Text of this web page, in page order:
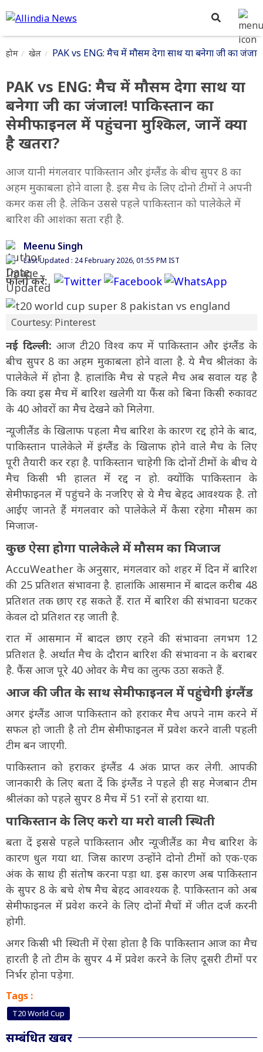
होम खेल PAK vs ENG: मैच में मौसम देगा साथ या बनेगा जी का
PAK vs ENG: मैच में मौसम देगा साथ या
बनेगा जी का जंजाल! पाकिस्तान का
सेमीफाइनल में पहुंचना मुश्किल, जानें क्या
है खतरा?
आज यानी मंगलवार पाकिस्तान और इंग्लैंड के बीच सुपर 8 का
अहम मुकाबला होने वाला है. इस मैच के लिए दोनो टीमों ने अपनी
कमर कस ली है. लेकिन उससे पहले पाकिस्तान को पालेकेले में
बारिश की आशंका सता रही है.
Meenu Singh
Last Updated : 24 February 2026, 01:55 PM IST
फॉलो करें:
Courtesy: Pinterest
नई दिल्ली: आज टी20 विश्व कप में पाकिस्तान और इंग्लैंड के
बीच सुपर 8 का अहम मुकाबला होने वाला है. ये मैच श्रीलंका के
पालेकेले में होना है. हालांकि मैच से पहले मैच अब सवाल यह है
कि क्या इस मैच में बारिश खलेगी या फैंस को बिना किसी रुकावट
के 40 ओवरों का मैच देखने को मिलेगा.
न्यूजीलैंड के खिलाफ पहला मैच बारिश के कारण रद्द होने के बाद,
पाकिस्तान पालेकेले में इंग्लैंड के खिलाफ होने वाले मैच के लिए
पूरी तैयारी कर रहा है. पाकिस्तान चाहेगी कि दोनों टीमों के बीच ये
मैच किसी भी हालत में रद्द न हो. क्योंकि पाकिस्तान के
सेमीफाइनल में पहुंचने के नजरिए से ये मैच बेहद आवश्यक है. तो
आईए जानते हैं मंगलवार को पालेकेले में कैसा रहेगा मौसम का
मिजाज-
कुछ ऐसा होगा पालेकेले में मौसम का मिजाज
AccuWeather के अनुसार, मंगलवार को शहर में दिन में बारिश
की 25 प्रतिशत संभावना है. हालांकि आसमान में बादल करीब 48
प्रतिशत तक छाए रह सकते हैं. रात में बारिश की संभावना घटकर
केवल दो प्रतिशत रह जाती है.
रात में आसमान में बादल छाए रहने की संभावना लगभग 12
प्रतिशत है. अर्थात मैच के दौरान बारिश की संभावना न के बराबर
है. फैंस आज पूरे 40 ओवर के मैच का लुत्फ उठा सकते हैं.
आज की जीत के साथ सेमीफाइनल में पहुंचेगी इंग्लैंड
अगर इंग्लैंड आज पाकिस्तान को हराकर मैच अपने नाम करने में
सफल हो जाती है तो टीम सेमीफाइनल में प्रवेश करने वाली पहली
टीम बन जाएगी.
पाकिस्तान को हराकर इंग्लैंड 4 अंक प्राप्त कर लेगी. आपकी
जानकारी के लिए बता दें कि इंग्लैंड ने पहले ही सह मेजबान टीम
श्रीलंका को पहले सुपर 8 मैच में 51 रनों से हराया था.
पाकिस्तान के लिए करो या मरो वाली स्थिती
बता दें इससे पहले पाकिस्तान और न्यूजीलैंड का मैच बारिश के
कारण धुल गया था. जिस कारण उन्होंने दोनो टीमों को एक-एक
अंक के साथ ही संतोष करना पड़ा था. इस कारण अब पाकिस्तान
के सुपर 8 के बचे शेष मैच बेहद आवश्यक है. पाकिस्तान को अब
सेमीफाइनल में प्रवेश करने के लिए दोनों मैचों में जीत दर्ज करनी
होगी.
अगर किसी भी स्थिती में ऐसा होता है कि पाकिस्तान आज का मैच
हारती है तो टीम के सुपर 4 में प्रवेश करने के लिए दूसरी टीमों पर
निर्भर होना पड़ेगा.
Tags :
T20 World Cup
सम्बंधित खबर